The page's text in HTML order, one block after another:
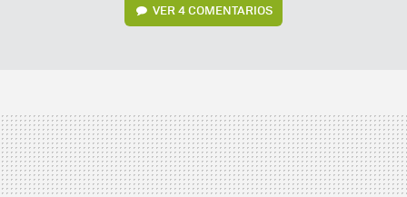
VER4 COMENTARIOS